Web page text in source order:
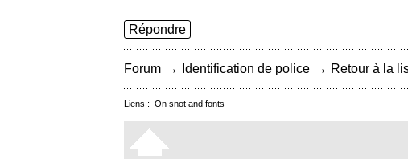
Répondre
Forum → Identification de police → Retour à la
Liens : On snot and fonts